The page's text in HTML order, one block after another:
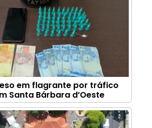
em flagrante por tráfico
Santa Bárbara d’Oeste